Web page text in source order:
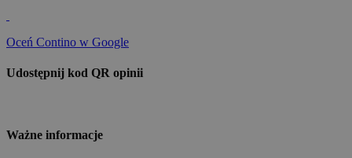
Oceń Contino w Google
Udostępnij kod QR opinii
Ważne informacje